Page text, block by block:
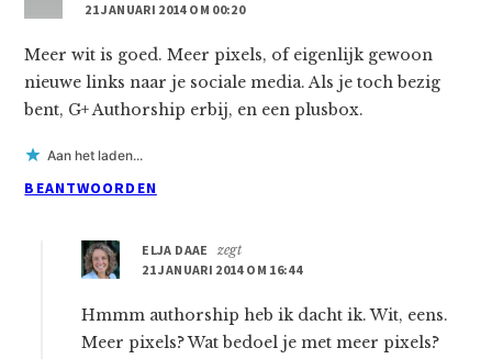
21 JANUARI 2014 OM 00:20
Meer wit is goed. Meer pixels, of eigenlijk gewoon
nieuwe links naar je sociale media. Als je toch bezig
bent, G+ Authorship erbij, en een plusbox.
Aan het laden...
BEANTWOORDEN
ELJA DAAE
zegt
21 JANUARI 2014 OM 16:44
Hmmm authorship heb ik dacht ik. Wit, eens.
Meer pixels? Wat bedoel je met meer pixels?